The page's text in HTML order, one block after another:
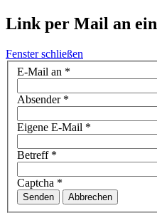
Link per Mail an
Fenster schließen
E-Mail an *
Absender*
Eigene E-Mail *
Betreff*
Captcha *
Senden Abbrechen